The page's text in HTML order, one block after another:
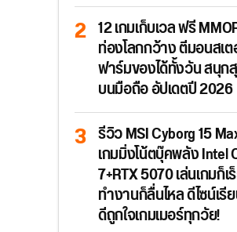
12 เกมเก็บเวล ฟรี
ท่องโลกกว้าง ตีมอนสเ
ฟาร์มของได้ทั้งวัน สนุ
บนมือถือ อัปเดตปี 2026
รีวิว MSI Cyborg 15
เกมมิ่งโน้ตบุ๊คพลัง Intel
7+RTX 5070 เล่นเกมก็
ทำงานก็ลื่นไหล ดีไซน์เ
ดีถูกใจเกมเมอร์ทุกวัย!